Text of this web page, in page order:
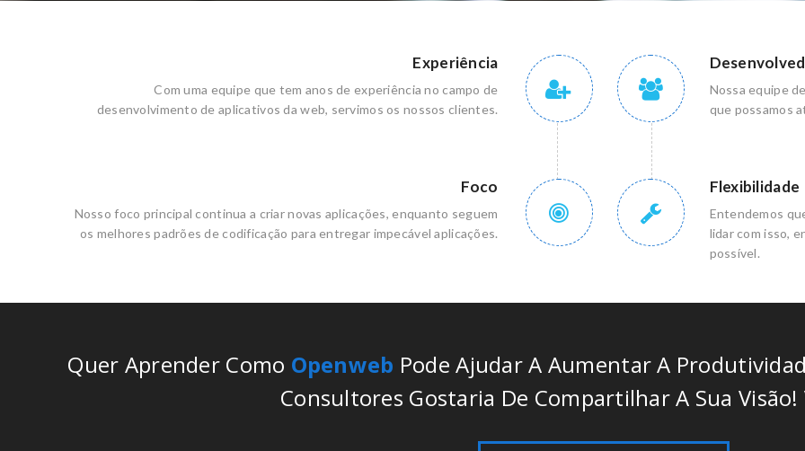
Experiência
Com uma equipe que tem anos de experiência no campo de
desenvolvimento de aplicativos da web, servimos os nossos clientes.
Foco
Nosso foco principal continua a criar novas aplicações, enquanto seguem
os melhores padrões de codificação para entregar impecável aplicações.
Nossa equipe
que possamos
Flexibilidade
Entendemos
lidar com isso,
possível.
Quer Aprender Como Openweb Pode Ajudar A Aumentar A
Consultores Gostaria De Compartilhar A Sua Visão!